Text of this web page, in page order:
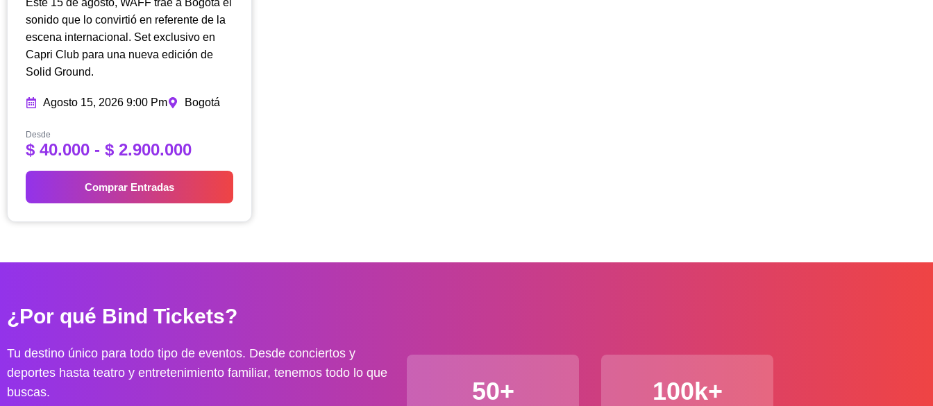
sonido que lo convirtió en referente de la
escena internacional. Set exclusivo en
Capri Club para una nueva edición de
Solid Ground.
Agosto 15, 2026 9:00 Pm Bogotá
Desde
$ 40.000 - $ 2.900.000R
g
p
c
o
s
:
Comprar Entradas
¿Por qué Bind Tickets?
Tu destino único para todo tipo de eventos. Desde conciertos y
deportes hasta teatro y entretenimiento familiar, tenemos todo lo que
buscas.
50+ 100k+